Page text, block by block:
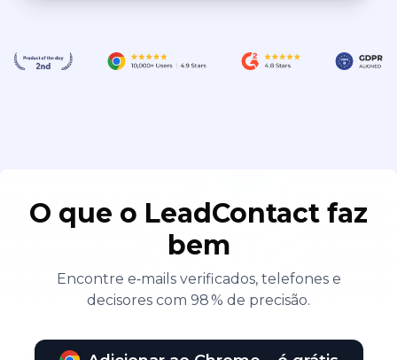
O que o LeadContact faz
bem
Encontre e‑mails verificados, telefones e
decisores com 98 % de precisão.